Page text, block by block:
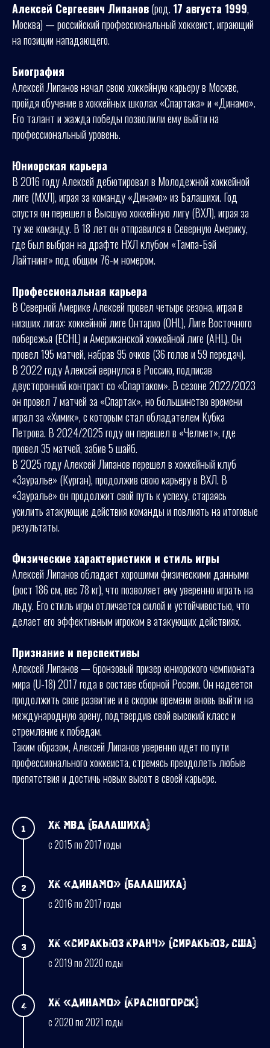
Алексей Сергеевич Липанов(род. 17 августа 1999,
Москва) — российский профессиональный хоккеист, играющий
на позиции нападающего.
Биография
Алексей Липанов начал свою хоккейную карьеру в Москве,
пройдя обучение в хоккейных школах «Спартака» и «Динамо».
Его талант и жажда победы позволили ему выйти на
профессиональный уровень.
Юниорская карьера
В 2016 году Алексей дебютировал в Молодежной хоккейной
лиге (МХЛ), играя за команду «Динамо» из Балашихи. Год
спустя он перешел в Высшую хоккейную лигу (ВХЛ), играя за
ту же команду. В 18 лет он отправился в Северную Америку,
где был выбран на драфте НХЛ клубом «Тампа-Бэй
Лайтнинг» под общим 76-м номером.
Профессиональная карьера
В Северной Америке Алексей провел четыре сезона, играя в
низших лигах: хоккейной лиге Онтарио (OHL), Лиге Восточного
побережья (ECHL) и Американской хоккейной лиге (AHL). Он
провел 195 матчей, набрав 95 очков (36 голов и 59 передач).
В 2022 году Алексей вернулся в Россию, подписав
двусторонний контракт со «Спартаком». В сезоне 2022/2023
он провел 7 матчей за «Спартак», но большинство времени
играл за «Химик», с которым стал обладателем Кубка
Петрова. В 2024/2025 году он перешел в «Челмет», где
провел 35 матчей, забив 5 шайб.
В 2025 году Алексей Липанов перешел в хоккейный клуб
«Зауралье» (Курган), продолжив свою карьеру в ВХЛ. В
«Зауралье» он продолжит свой путь к успеху, стараясь
усилить атакующие действия команды и повлиять на итоговые
результаты.
Физические характеристики и стиль игры
Алексей Липанов обладает хорошими физическими данными
(рост 186 см, вес 78 кг), что позволяет ему уверенно играть на
льду. Его стиль игры отличается силой и устойчивостью, что
делает его эффективным игроком в атакующих действиях.
Признание и перспективы
Алексей Липанов — бронзовый призер юниорского чемпионата
мира (U-18) 2017 года в составе сборной России. Он надеется
продолжить свое развитие и в скором времени вновь выйти на
международную арену, подтвердив свой высокий класс и
стремление к победам.
Таким образом, Алексей Липанов уверенно идет по пути
профессионального хоккеиста, стремясь преодолеть любые
препятствия и достичь новых высот в своей карьере.
ХК МВД (Балашиха)
с 2015 по 2017 годы
ХК «Динамо» (Балашиха)
с 2016 по 2017 годы
ХК «Сиракьюз Кранч» (Сиракьюз, США)
с 2019 по 2020 годы
ХК «Динамо» (Красногорск)
с 2020 по 2021 годы